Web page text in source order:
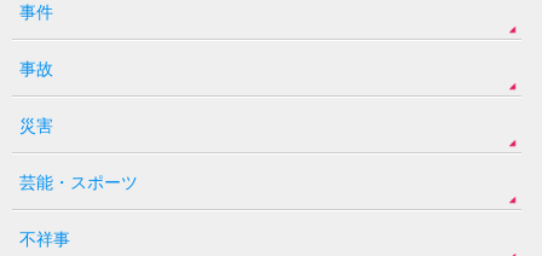
事件
事故
災害
芸能・スポーツ
不祥事